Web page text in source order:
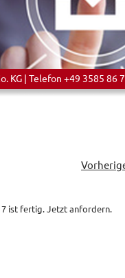
KG | Telefon +49 3585
ist fertig. Jetzt anfordern.